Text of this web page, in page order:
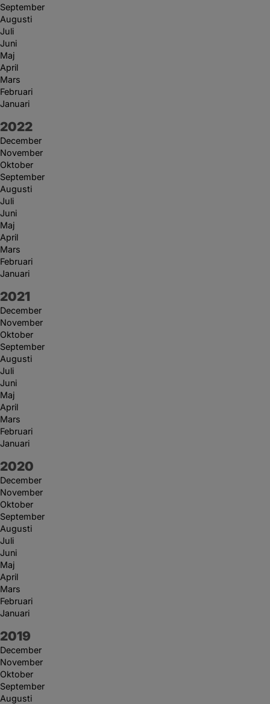
September
Augusti
Juli
Juni
Maj
April
Mars
Februari
Januari
År:
2022
December
November
Oktober
September
Augusti
Juli
Juni
Maj
April
Mars
Februari
Januari
År:
2021
December
November
Oktober
September
Augusti
Juli
Juni
Maj
April
Mars
Februari
Januari
År:
2020
December
November
Oktober
September
Augusti
Juli
Juni
Maj
April
Mars
Februari
Januari
År:
2019
December
November
Oktober
September
Augusti